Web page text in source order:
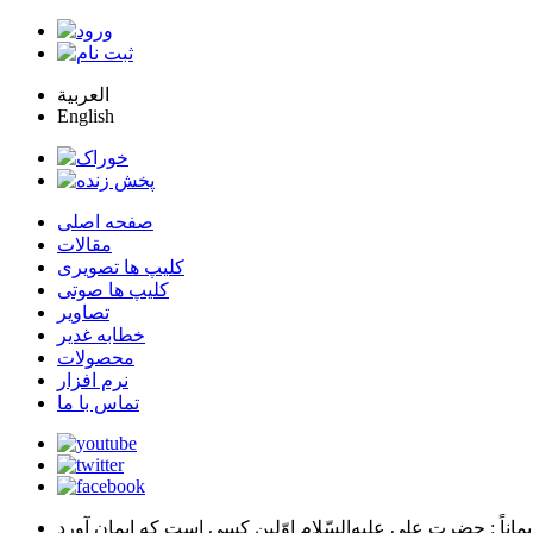
العربية
English
صفحه اصلی
مقالات
کلیپ ها تصویری
کلیپ ها صوتی
تصاویر
خطابه غدیر
محصولات
نرم افزار
تماس با ما